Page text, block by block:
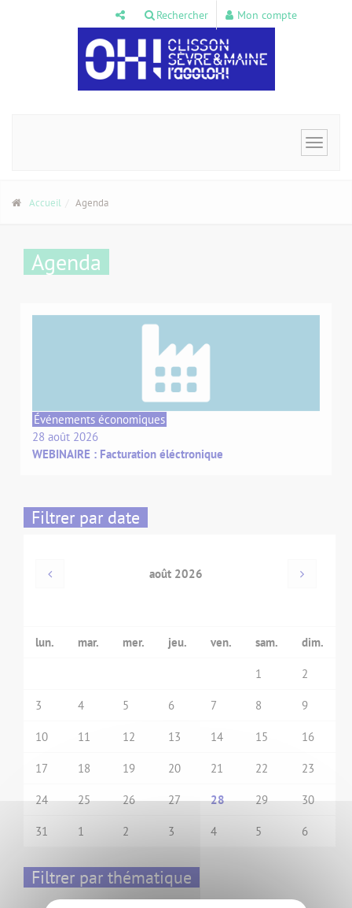
Rechercher Mon compte
Toggle
Accueil Agenda
Agenda
Événements économiques
28 août 2026
WEBINAIRE : Facturation éléctronique
Filtrer par date
août 2026
lun. mar. mer. jeu. ven. sam. dim.
1 2
3 4 5 6 7 8 9
10 11 12 13 14 15 16
17 18 19 20 21 22 23
24 25 26 27 28 29 30
31 1 2 3 4 5 6
Filtrer par thématique
Panneau de gestion des cookies